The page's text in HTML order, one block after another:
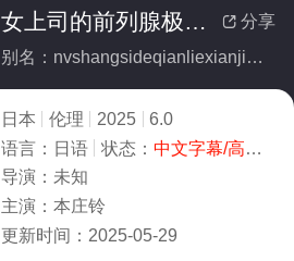
 分享
女上司的前列腺极致挑逗
别名：nvshangsideqianliexianjizhitiaodou
日本 伦理 2025
6.0
语言： 日语 状态： 中文字幕/高清
导演： 未知
主演： 本庄铃
更新时间： 2025-05-29